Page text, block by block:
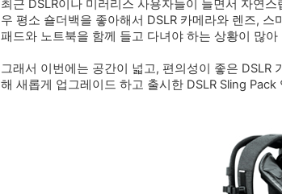
최근 DSLR이나 미러리스 사용자들이 늘면서 자연
우 평소 숄더백을 좋아해서 DSLR 카메라와 렌즈,
패드와 노트북을 함께 들고 다녀야 하는 상황이 많
그래서 이번에는 공간이 넓고, 편의성이 좋은 DSLR
해 새롭게 업그레이드 하고 출시한 DSLR Sling Pack